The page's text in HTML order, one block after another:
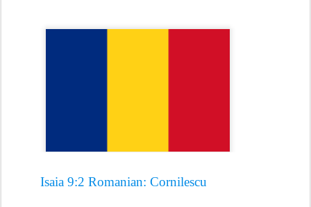
Isaia 9:2 Romanian: Cornilescu